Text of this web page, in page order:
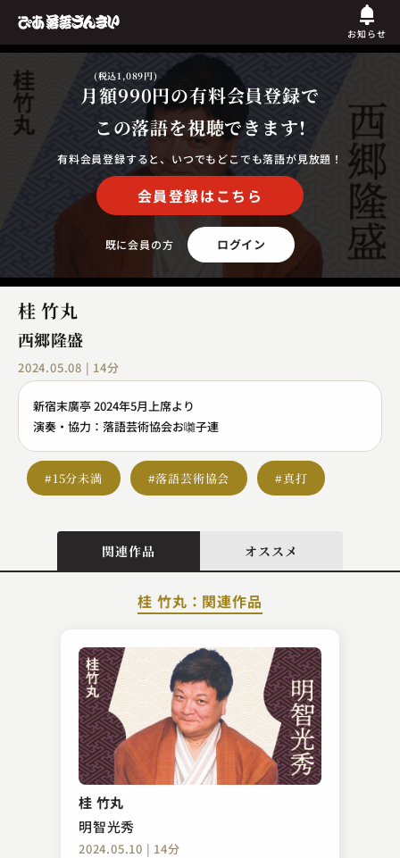
お知らせ
月額990円
(税込1,089円)
の有料会員登録で
この落語を視聴できます!
有料会員登録すると、いつでもどこでも落語が見放題！
会員登録はこちら
既に会員の方 ログイン
桂 竹丸
西郷隆盛
2024.05.08 | 14分
新宿末廣亭 2024年5月上席より
演奏・協力：落語芸術協会お囃子連
#15分未満 #落語芸術協会 #真打
関連作品 オススメ
桂 竹丸：関連作品
桂 竹丸
明智光秀
2024.05.10 | 14分
桂 扇生
道灌
2023.02.27 | 14分